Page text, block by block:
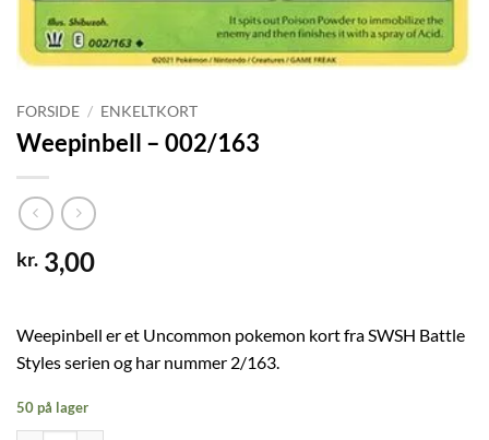
FORSIDE / ENKELTKORT
Weepinbell – 002/163
kr. 3,00
Weepinbell er et Uncommon pokemon kort fra SWSH Battle
Styles serien og har nummer 2/163.
50 på lager